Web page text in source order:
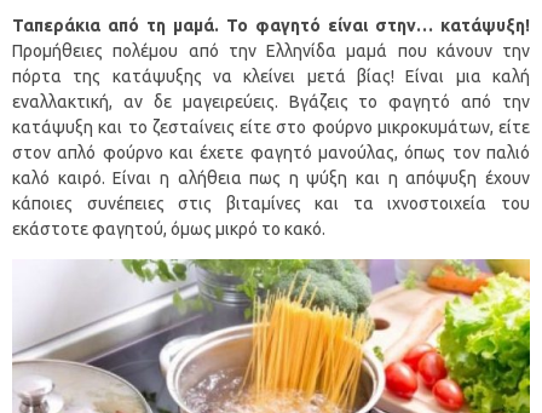
Ταπεράκια από τη μαμά. Το φαγητό είναι στην… κατάψυξη!
Προμήθειες πολέμου από την Ελληνίδα μαμά που κάνουν την
πόρτα της κατάψυξης να κλείνει μετά βίας! Είναι μια καλή
εναλλακτική, αν δε μαγειρεύεις. Βγάζεις το φαγητό από την
κατάψυξη και το ζεσταίνεις είτε στο φούρνο μικροκυμάτων, είτε
στον απλό φούρνο και έχετε φαγητό μανούλας, όπως τον παλιό
καλό καιρό. Είναι η αλήθεια πως η ψύξη και η απόψυξη έχουν
κάποιες συνέπειες στις βιταμίνες και τα ιχνοστοιχεία του
εκάστοτε φαγητού, όμως μικρό το κακό.